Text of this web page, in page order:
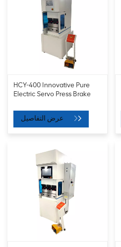
HCY-400 Innovative Pure
Electric Servo Press Brake